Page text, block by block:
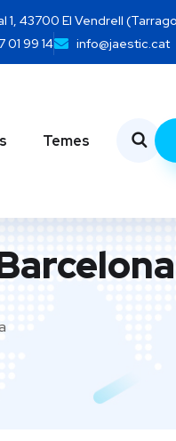
1, 43700 El Vendrell
01 99 14
info@jaestic.cat
Temes